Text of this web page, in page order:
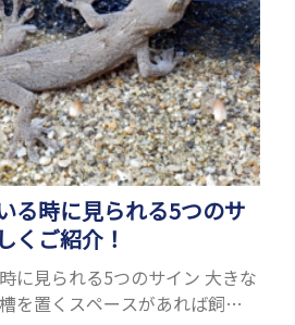
る時に見られる5つのサ
くご紹介！
に見られる5つのサイン 大きな
を置くスペースがあれば飼う